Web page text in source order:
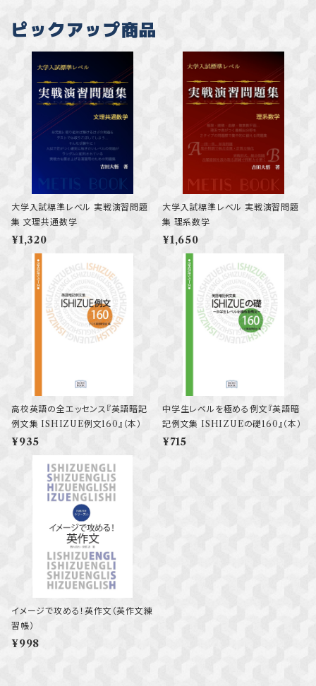
ピックアップ商品
大学入試標準レベル 実戦演習問題
集 文理共通数学
¥1,320
大学入試標準レベル 実戦演習問題
集 理系数学
¥1,650
高校英語の全エッセンス『英語暗記
例文集 ISHIZUE例文160』（本）
¥935
中学生レベルを極める例文『英語暗
記例文集 ISHIZUEの礎160』（本）
¥715
イメージで攻める！英作文（英作文練
習帳）
¥998